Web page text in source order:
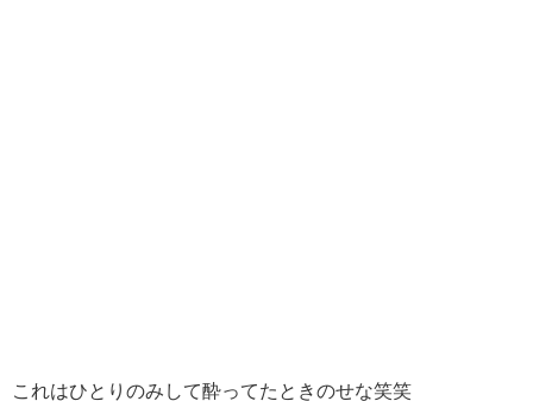
これはひとりのみして酔ってたときのせな笑笑